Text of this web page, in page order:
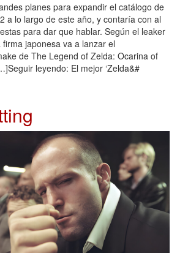
planes para expandir el catálogo de
a lo largo de este año, y contaría con al
para dar que hablar. Según el leaker
japonesa va a lanzar el
de The Legend of Zelda: Ocarina of
leyendo: El mejor ‘Zelda&#